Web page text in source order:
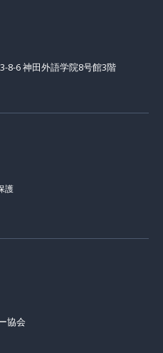
8-6 神田外語学院8号館3階
護
協会